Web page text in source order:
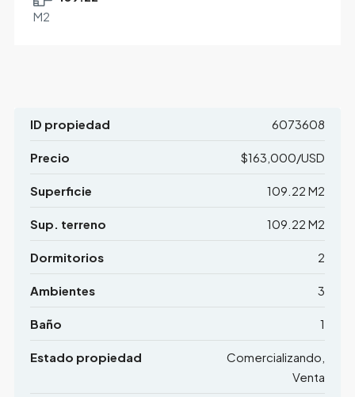
M2
ID propiedad 6073608
Precio $163,000/USD
Superficie 109.22 M2
Sup. terreno 109.22 M2
Dormitorios 2
Ambientes 3
Baño 1
Estado propiedad
Comercializando,
Venta